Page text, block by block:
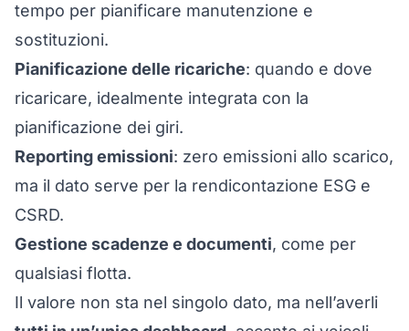
tempo per pianificare manutenzione e
sostituzioni.
Pianificazione delle ricariche: quando e dove
ricaricare, idealmente integrata con la
pianificazione dei giri.
Reporting emissioni: zero emissioni allo scarico,
ma il dato serve per la rendicontazione ESG e
CSRD.
Gestione scadenze e documenti, come per
qualsiasi flotta.
Il valore non sta nel singolo dato, ma nell’averli